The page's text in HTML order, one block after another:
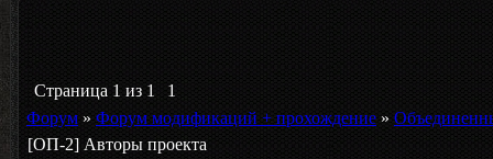
Страница 1 из 1
1
Форум » Форум модификаций + прохождение »
[ОП-2] Авторы проекта